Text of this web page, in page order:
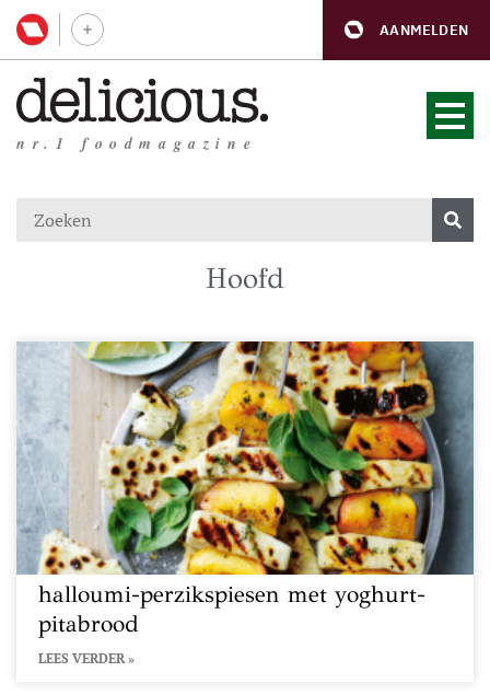
AANMELDEN
nr.1 foodmagazine
Hoofd
halloumi-perzikspiesen met yoghurt-
pitabrood
LEES VERDER »